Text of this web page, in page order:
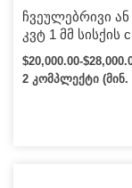
ჩვეულებრივი
კვტ 1 მმ
საჭრელი მანქანა
$20,000.00-
2 კომპლექტი (მინ.